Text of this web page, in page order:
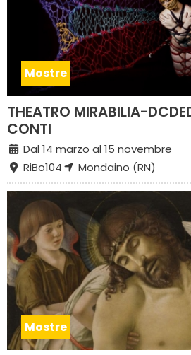
Mostre
THEATRO MIRABILIA-
CONTI
Dal 14 marzo al 15 novembre
RiBo104
Mondaino (RN)
Mostre